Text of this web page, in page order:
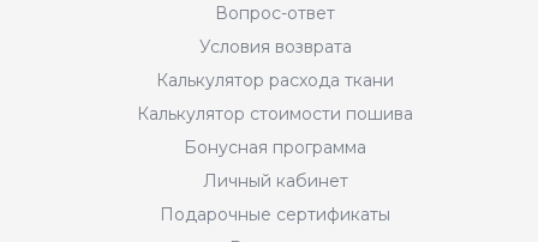
Вопрос-ответ
Условия возврата
Калькулятор расхода ткани
Калькулятор стоимости пошива
Бонусная программа
Личный кабинет
Подарочные сертификаты